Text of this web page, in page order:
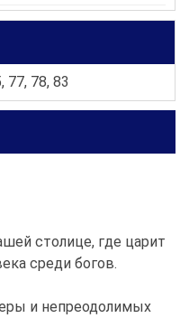
77, 78, 83
столице, где царит
среди богов.
и непреодолимых